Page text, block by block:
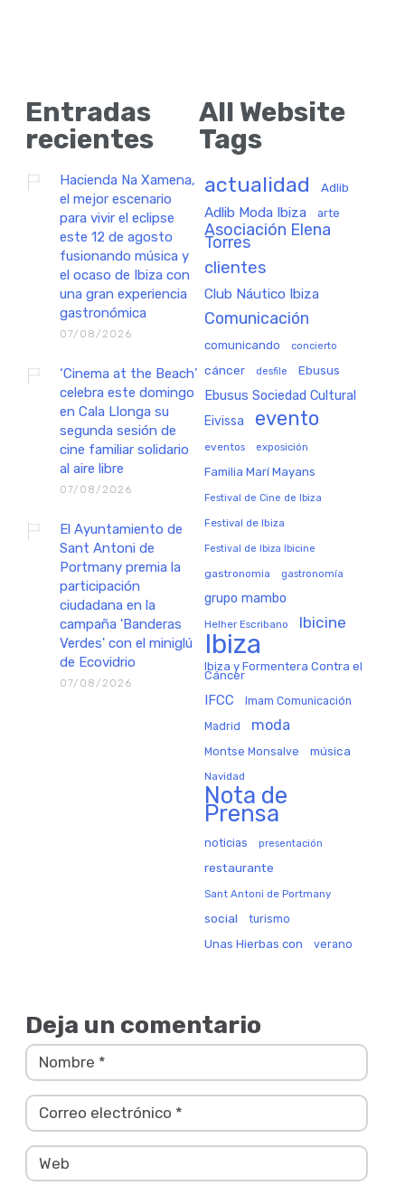
Entradas
recientes
Hacienda Na Xamena,
el mejor escenario
para vivir el eclipse
este 12 de agosto
fusionando música y
el ocaso de Ibiza con
una gran experiencia
gastronómica
07/08/2026
‘Cinema at the Beach’
celebra este domingo
en Cala Llonga su
segunda sesión de
cine familiar solidario
al aire libre
07/08/2026
El Ayuntamiento de
Sant Antoni de
Portmany premia la
participación
ciudadana en la
campaña 'Banderas
Verdes' con el miniglú
de Ecovidrio
07/08/2026
All Website
Tags
actualidad Adlib
Adlib Moda Ibiza arte
Asociación Elena
Torres
clientes
Club Náutico Ibiza
Comunicación
comunicando concierto
cáncer desfile Ebusus
Ebusus Sociedad Cultural
Eivissa evento
eventos exposición
Familia Marí Mayans
Festival de Cine de Ibiza
Festival de Ibiza
Festival de Ibiza Ibicine
gastronomia gastronomía
grupo mambo
Helher Escribano Ibicine
Ibiza
Ibiza y Formentera Contra el
Cáncer
IFCC Imam Comunicación
Madrid moda
Montse Monsalve música
Navidad
Nota de
Prensa
noticias presentación
restaurante
Sant Antoni de Portmany
social turismo
Unas Hierbas con verano
Deja un comentario